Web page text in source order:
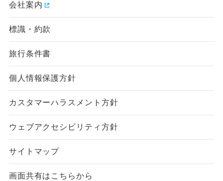
会社案内
標識・約款
旅行条件書
個人情報保護方針
カスタマーハラスメント方針
ウェブアクセシビリティ方針
サイトマップ
画面共有はこちらから